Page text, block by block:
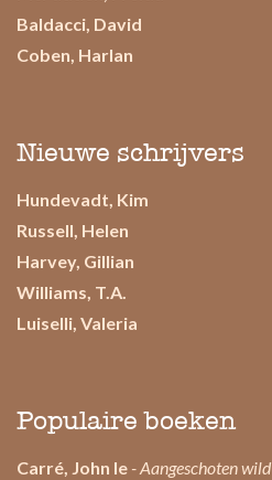
Baldacci, David
Coben, Harlan
Nieuwe schrijvers
Hundevadt, Kim
Russell, Helen
Harvey, Gillian
Williams, T.A.
Luiselli, Valeria
Populaire boeken
Carré, John le - Aangeschoten wild